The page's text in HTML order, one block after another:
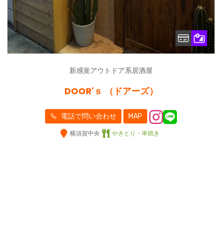
新感覚アウトドア系居酒屋
DOOR'ｓ （ドアーズ）
電話で問い合わせ MAP
横須賀中央 やきとり・串焼き